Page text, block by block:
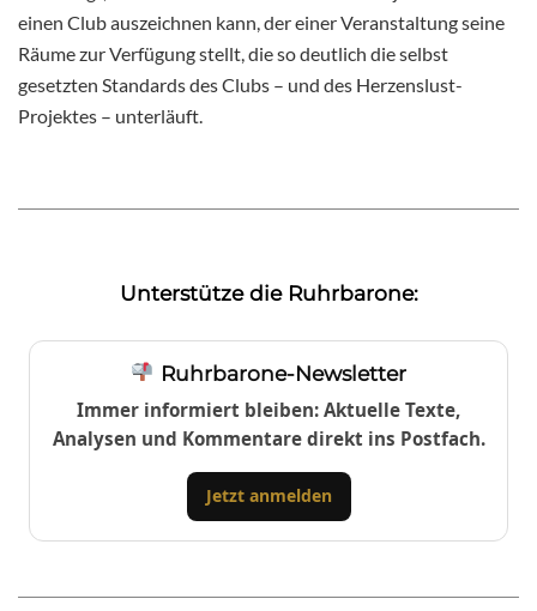
einen Club auszeichnen kann, der einer Veranstaltung seine
Räume zur Verfügung stellt, die so deutlich die selbst
gesetzten Standards des Clubs – und des Herzenslust-
Projektes – unterläuft.
Unterstütze die Ruhrbarone:
Ruhrbarone-Newsletter
Immer informiert bleiben: Aktuelle Texte,
Analysen und Kommentare direkt ins Postfach.
Jetzt anmelden